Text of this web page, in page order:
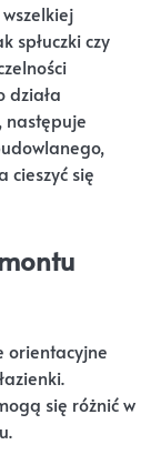
spłuczki czy
działa
następuje
cieszyć się
orientacyjne
się różnić w